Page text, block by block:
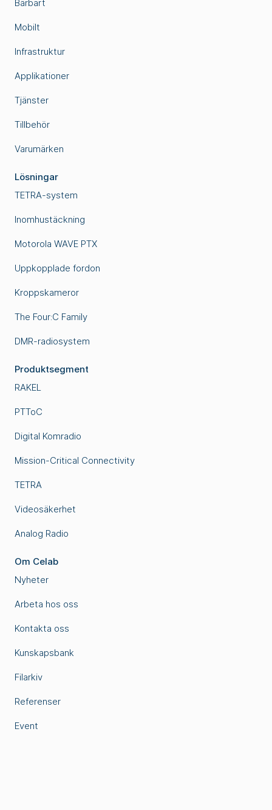
Bärbart
Mobilt
Infrastruktur
Applikationer
Tjänster
Tillbehör
Varumärken
Lösningar
TETRA-system
Inomhustäckning
Motorola WAVE PTX
Uppkopplade fordon
Kroppskameror
The Four:C Family
DMR-radiosystem
Produktsegment
RAKEL
PTToC
Digital Komradio
Mission-Critical Connectivity
TETRA
Videosäkerhet
Analog Radio
Om Celab
Nyheter
Arbeta hos oss
Kontakta oss
Kunskapsbank
Filarkiv
Referenser
Event